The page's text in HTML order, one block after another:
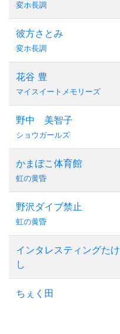
変ホ長調
彼方さとみ
変ホ長調
花谷 豊
マイスイートメモリーズ
野中 美智子
ショウガールズ
かまぼこ体育館
虹の黄昏
野沢ダイブ禁止
虹の黄昏
インタレスティングたけ
し
ちぇく田